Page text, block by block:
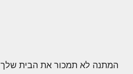
המתנה לא תמכור את הבית שלך